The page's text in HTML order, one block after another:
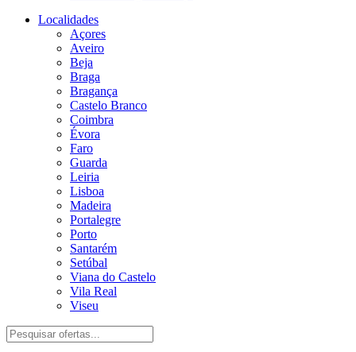
Localidades
Açores
Aveiro
Beja
Braga
Bragança
Castelo Branco
Coimbra
Évora
Faro
Guarda
Leiria
Lisboa
Madeira
Portalegre
Porto
Santarém
Setúbal
Viana do Castelo
Vila Real
Viseu